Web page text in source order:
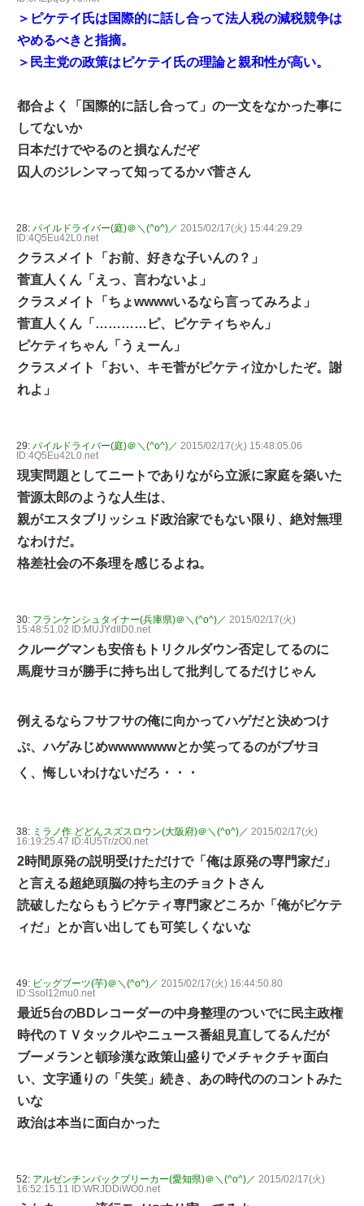
＞ピケテイ氏は国際的に話し合って法人税の減税競争は
やめるべきと指摘。
＞民主党の政策はピケテイ氏の理論と親和性が高い。
都合よく「国際的に話し合って」の一文をなかった事に
してないか
日本だけでやるのと損なんだぞ
囚人のジレンマって知ってるかバ菅さん
28: パイルドライバー(庭)＠＼(^o^)／ 2015/02/17(火) 15:44:29.29
ID:4Q5Eu42L0.net
クラスメイト「お前、好きな子いんの？」
菅直人くん「えっ、言わないよ」
クラスメイト「ちょwwwwいるなら言ってみろよ」
菅直人くん「…………ピ、ピケティちゃん」
ピケティちゃん「うぇーん」
クラスメイト「おい、キモ菅がピケティ泣かしたぞ。謝
れよ」
29: パイルドライバー(庭)＠＼(^o^)／ 2015/02/17(火) 15:48:05.06
ID:4Q5Eu42L0.net
現実問題としてニートでありながら立派に家庭を築いた
菅源太郎のような人生は、
親がエスタブリッシュド政治家でもない限り、絶対無理
なわけだ。
格差社会の不条理を感じるよね。
30: フランケンシュタイナー(兵庫県)＠＼(^o^)／ 2015/02/17(火)
15:48:51.02 ID:MUJYdIlD0.net
クルーグマンも安倍もトリクルダウン否定してるのに
馬鹿サヨが勝手に持ち出して批判してるだけじゃん
例えるならフサフサの俺に向かってハゲだと決めつけ
ぷ、ハゲみじめwwwwwwwとか笑ってるのがブサヨ
く、悔しいわけないだろ・・・
38: ミラノ作 どどんスズスロウン(大阪府)＠＼(^o^)／ 2015/02/17(火)
16:19:25.47 ID:4U5Tr/zO0.net
2時間原発の説明受けただけで「俺は原発の専門家だ」
と言える超絶頭脳の持ち主のチョクトさん
読破したならもうピケティ専門家どころか「俺がピケテ
ィだ」とか言い出しても可笑しくないな
49: ビッグブーツ(芋)＠＼(^o^)／ 2015/02/17(火) 16:44:50.80
ID:SsoI12mu0.net
最近5台のBDレコーダーの中身整理のついでに民主政権
時代のＴＶタックルやニュース番組見直してるんだが
ブーメランと頓珍漢な政策山盛りでメチャクチャ面白
い、文字通りの「失笑」続き、あの時代ののコントみた
いな
政治は本当に面白かった
52: アルゼンチンバックブリーカー(愛知県)＠＼(^o^)／ 2015/02/17(火)
16:52:15.11 ID:WRJDDiWO0.net